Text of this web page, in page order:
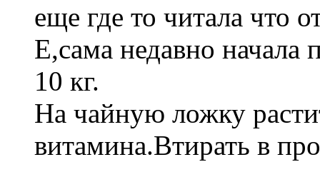
еще где то читала что
Е,сама недавно начала
10 кг.
На чайную ложку
витамина.Втирать в